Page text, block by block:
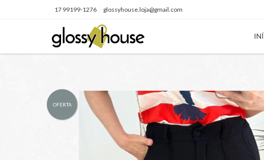
17 99199-1276 glossyhouse.loja@gmail.com
OFERTA